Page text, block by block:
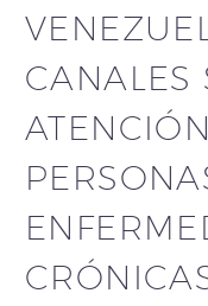
CANALES